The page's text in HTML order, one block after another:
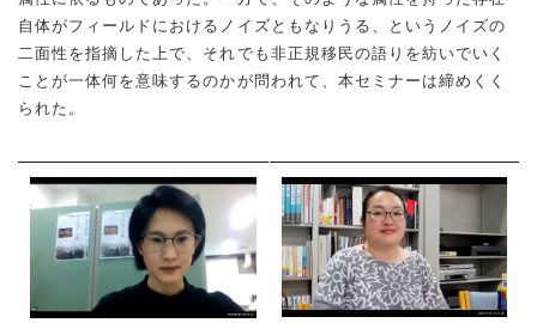
自体がフィールドにおけるノイズともなりうる、というノイズの
二面性を指摘した上で、それでも非正規移民の語りを紡いでいく
ことが一体何を意味するのかが問われて、本セミナーは締めくく
られた。